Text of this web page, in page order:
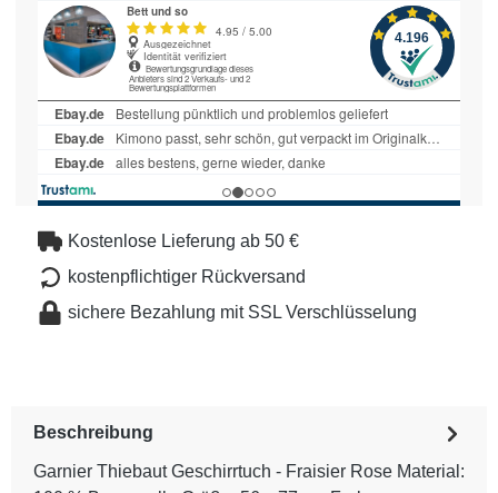
Kostenlose Lieferung ab 50 €
kostenpflichtiger Rückversand
sichere Bezahlung mit SSL Verschlüsselung
Beschreibung
Garnier Thiebaut Geschirrtuch - Fraisier Rose Material: